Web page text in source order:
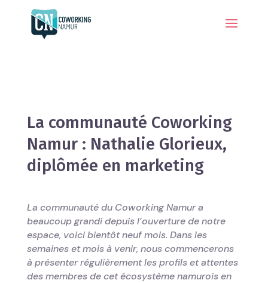
La communauté Coworking
Namur : Nathalie Glorieux,
diplômée en marketing
La communauté du Coworking Namur a
beaucoup grandi depuis l’ouverture de notre
espace, voici bientôt neuf mois. Dans les
semaines et mois à venir, nous commencerons
à présenter régulièrement les profils et attentes
des membres de cet écosystème namurois en